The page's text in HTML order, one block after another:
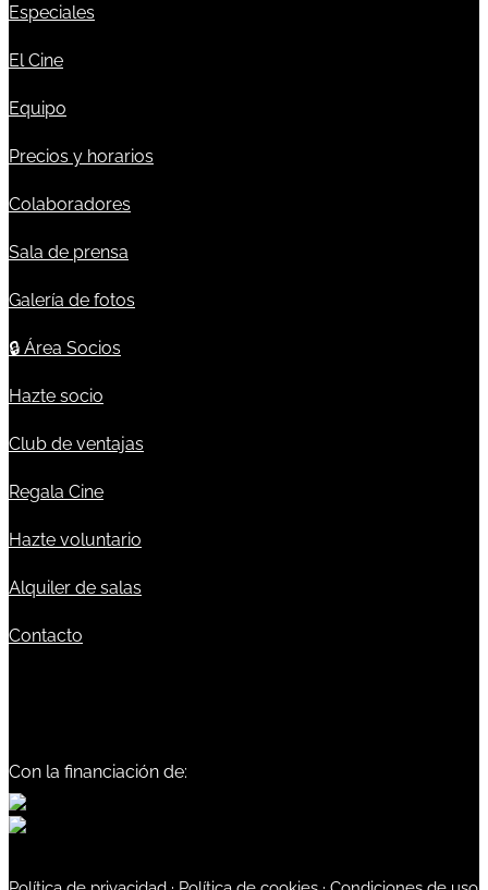
Especiales
El Cine
Equipo
Precios y horarios
Colaboradores
Sala de prensa
Galería de fotos
🔒 Área Socios
Hazte socio
Club de ventajas
Regala Cine
Hazte voluntario
Alquiler de salas
Contacto
Con la financiación de: